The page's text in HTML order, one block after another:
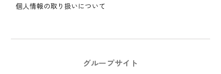
個人情報の取り扱いについて
グループサイト